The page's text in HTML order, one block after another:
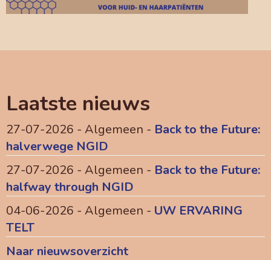
Laatste nieuws
27-07-2026 - Algemeen - Back to the Future:
halverwege NGID
27-07-2026 - Algemeen - Back to the Future:
halfway through NGID
04-06-2026 - Algemeen - UW ERVARING
TELT
Naar nieuwsoverzicht